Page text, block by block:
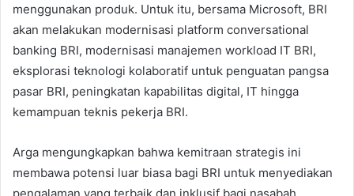
menggunakan produk. Untuk itu, bersama Microsoft, BRI
akan melakukan modernisasi platform conversational
banking BRI, modernisasi manajemen workload IT BRI,
eksplorasi teknologi kolaboratif untuk penguatan pangsa
pasar BRI, peningkatan kapabilitas digital, IT hingga
kemampuan teknis pekerja BRI.
Arga mengungkapkan bahwa kemitraan strategis ini
membawa potensi luar biasa bagi BRI untuk menyediakan